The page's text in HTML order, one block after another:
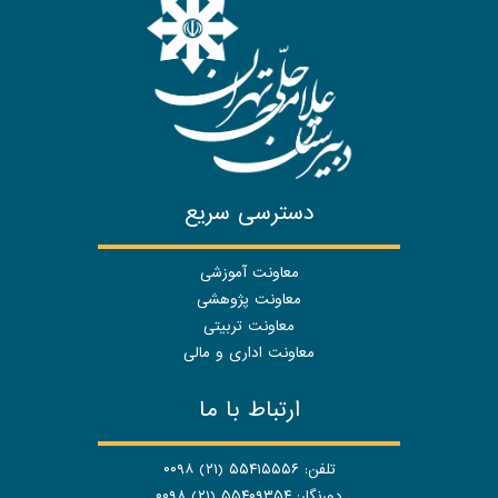
دسترسی سریع
معاونت آموزشی
معاونت پژوهشی
معاونت تربیتی
معاونت اداری و مالی
ارتباط با ما
تلفن: ۵۵۴۱۵۵۵۶ (۲۱) ۰۰۹۸